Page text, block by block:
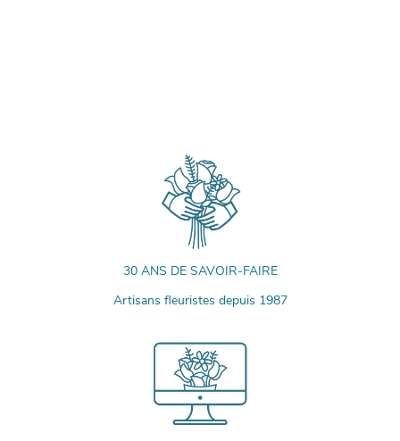
30 ANS DE SAVOIR-FAIRE
Artisans fleuristes depuis 1987